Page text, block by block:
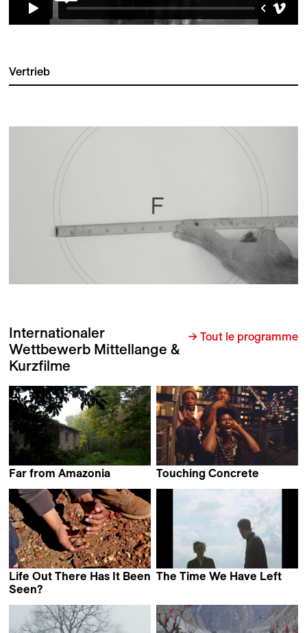
Vertrieb
Internationaler
Wettbewerb Mittellange &
Kurzfilme
→ Tout le programme
Far from Amazonia
Touching Concrete
Life Out There Has It Been
Seen?
The Time We Have Left